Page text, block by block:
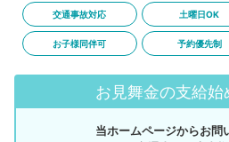
交通事故対応 土曜日OK
お子様同伴可 予約優先制
お見舞金の支給始
当ホームページからお問